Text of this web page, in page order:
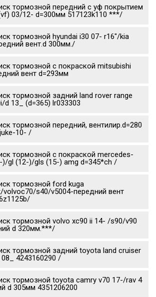
тормозной передний с уф покрытием
03/12- d=300мм 517123k110 ***/
тормозной hyundai i30 07- r16"/kia
вент.d 300мм./
тормозной с покраской mitsubishi
вент d=293мм
тормозной задний land rover range
d 13_ (d=365) lr033303
тормозной передний, вентилир.d=280
10- /
тормозной с покраской mercedes-
)/gl (12-)/gls (15-) amg d=345*ch /
тормозной ford kuga
s40/v5004-передний вент
тормозной volvo xc90 ii 14- /s90/v90
d 320мм.***/
тормозной задний toyota land cruiser
4243160290 /
тормозной toyota camry v70 17-/rav 4
d 305мм 4351206200